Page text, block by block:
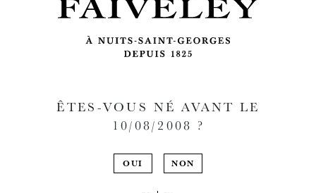
ÊTES-VOUS NÉ AVANT LE
10/08/2008 ?
OUI NON